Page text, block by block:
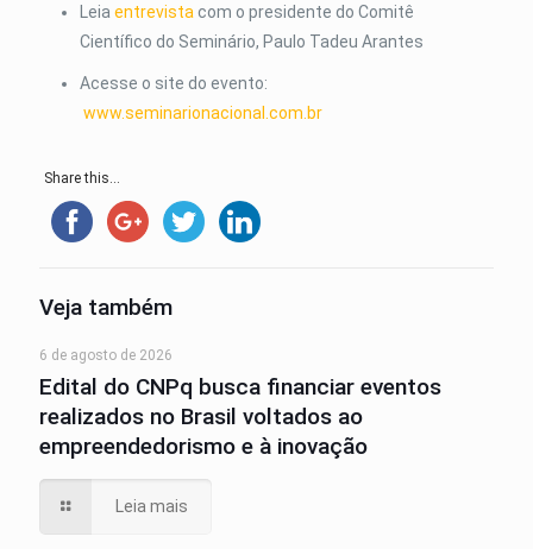
Leia entrevista com o presidente do Comitê
Científico do Seminário, Paulo Tadeu Arantes
Acesse o site do evento:
www.seminarionacional.com.br
Share this...
Veja também
6 de agosto de 2026
Edital do CNPq busca financiar eventos
realizados no Brasil voltados ao
empreendedorismo e à inovação
Leia mais